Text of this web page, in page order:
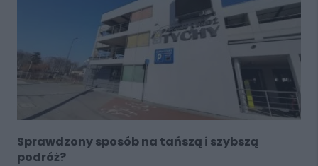
Sprawdzony sposób na tańszą i szybszą
podróż?